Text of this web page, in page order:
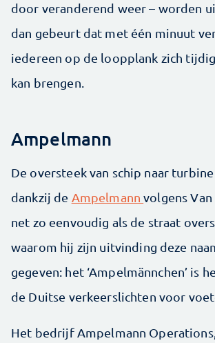
door veranderend weer – worden
dan gebeurt dat met één minuut
iedereen op de loopplank zich
kan brengen.
Ampelmann
De oversteek van schip naar
dankzij de Ampelmannvolgens
net zo eenvoudig als de straat
waarom hij zijn uitvinding deze
gegeven: het ‘Ampelmännchen’ is
de Duitse verkeerslichten voor
Het bedrijf Ampelmann